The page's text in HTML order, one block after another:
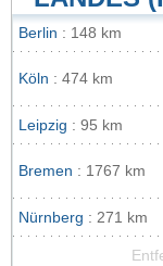
Berlin : 148 km
Köln : 474 km
Leipzig : 95 km
Bremen : 1767 km
Nürnberg : 271 km